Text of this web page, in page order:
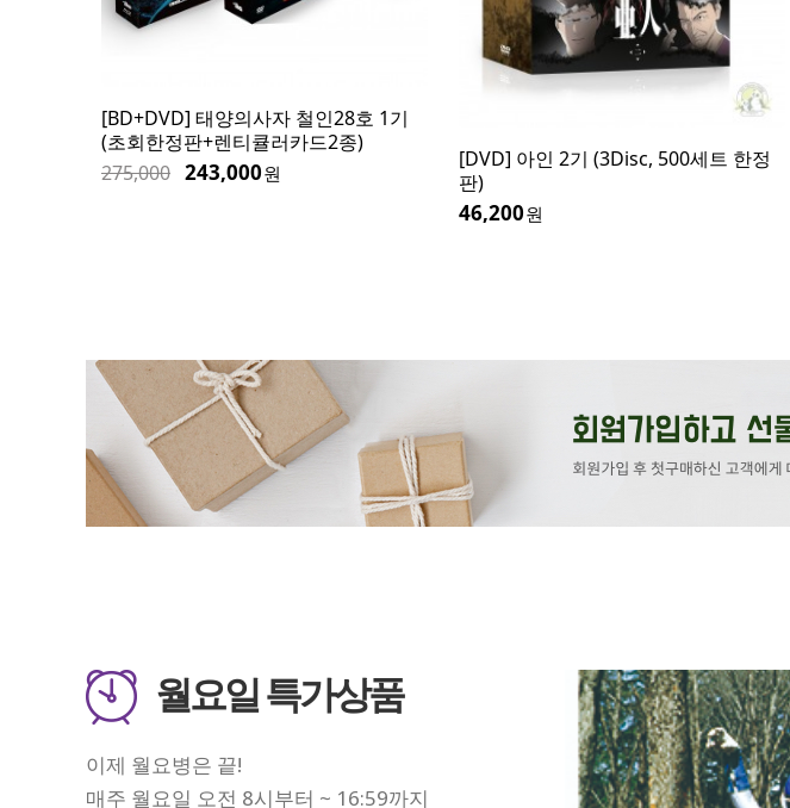
[BD+DVD] 태양의사자 철인28호 1기
(초회한정판+렌티큘러카드2종)
275,000 243,000원
[DVD] 아인 2기 (3Disc, 500세트 한정
판)
46,200원
월요일 특가상품
이제 월요병은 끝!
매주 월요일 오전 8시부터 ~ 16:59까지